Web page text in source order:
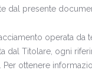
dal presente
operata da
dal Titolare, ogni
ottenere